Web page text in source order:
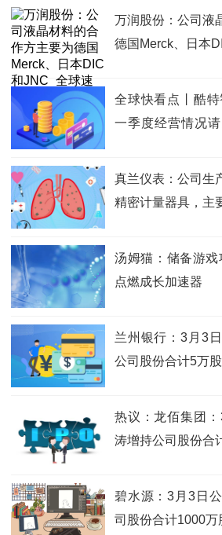
万润股份：公司液
德国Merck、日本
全球快看点丨酷
一季度经营情况
真兰仪表：公司生
精密计量器具，主
量与结算，其准
汤姆猫：储备游
点燃成长加速器
兰州银行：3月3
公司股份合计5万股
热议：龙佰集团
涛增持公司股份合
碧水源：3月3日
司股份合计1000万